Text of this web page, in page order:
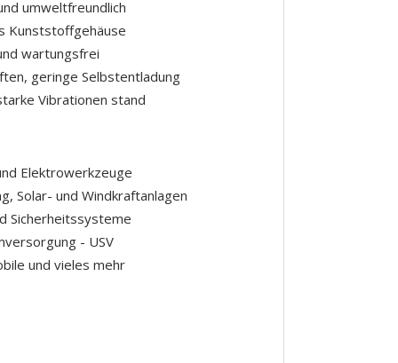
umweltfreundlich
Kunststoffgehäuse
wartungsfrei
geringe Selbstentladung
Vibrationen stand
Elektrowerkzeuge
Solar- und Windkraftanlagen
Sicherheitssysteme
- USV
und vieles mehr